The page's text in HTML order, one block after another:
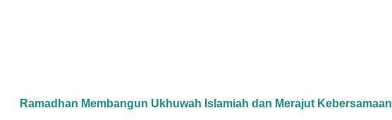
Ramadhan Membangun Ukhuwah Islamiah dan Merajut Kebersamaan